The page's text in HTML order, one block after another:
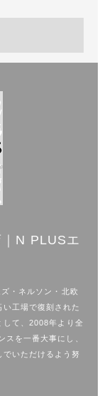
N PLUSエ
・ネルソン・北欧
工場で復刻された
して、2008年より全
スを一番大事にし、
いただけるよう努